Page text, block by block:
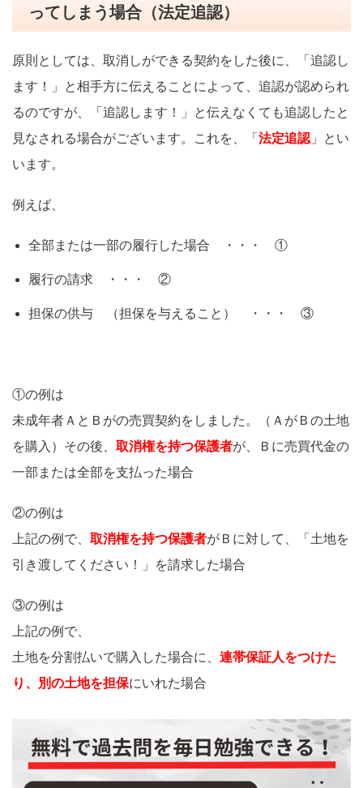
ってしまう場合（法定追認）
原則としては、取消しができる契約をした後に、「追認し
ます！」と相手方に伝えることによって、追認が認められ
るのですが、「追認します！」と伝えなくても追認したと
見なされる場合がございます。これを、「 法定追認 」とい
います。
例えば、
全部または一部の履行した場合 ・・・ ①
履行の請求 ・・・ ②
担保の供与 （担保を与えること） ・・・ ③
①の例は
未成年者ＡとＢがの売買契約をしました。（ＡがＢの土地
を購入）その後、 取消権を持つ保護者が、Ｂに売買代金の
一部または全部を支払った場合
②の例は
上記の例で、 取消権を持つ保護者がＢに対して、「土地を
引き渡してください！」を請求した場合
③の例は
上記の例で、
土地を分割払いで購入した場合に、 連帯保証人をつけた
り 、 別の土地を担保にいれた場合